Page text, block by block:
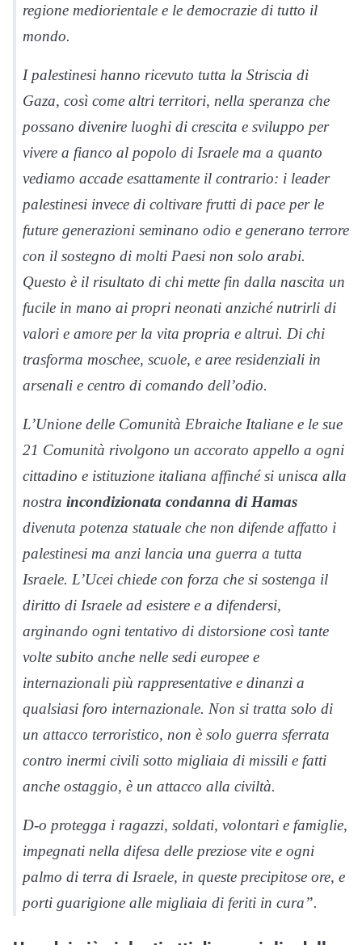
regione mediorientale e le democrazie di tutto il
mondo.
I palestinesi hanno ricevuto tutta la Striscia di
Gaza, così come altri territori, nella speranza che
possano divenire luoghi di crescita e sviluppo per
vivere a fianco al popolo di Israele ma a quanto
vediamo accade esattamente il contrario: i leader
palestinesi invece di coltivare frutti di pace per le
future generazioni seminano odio e generano terrore
con il sostegno di molti Paesi non solo arabi.
Questo è il risultato di chi mette fin dalla nascita un
fucile in mano ai propri neonati anziché nutrirli di
valori e amore per la vita propria e altrui. Di chi
trasforma moschee, scuole, e aree residenziali in
arsenali e centro di comando dell’odio.
L’Unione delle Comunità Ebraiche Italiane e le sue
21 Comunità rivolgono un accorato appello a ogni
cittadino e istituzione italiana affinché si unisca alla
nostra incondizionata condanna di Hamas
divenuta potenza statuale che non difende affatto i
palestinesi ma anzi lancia una guerra a tutta
Israele. L’Ucei chiede con forza che si sostenga il
diritto di Israele ad esistere e a difendersi,
arginando ogni tentativo di distorsione così tante
volte subito anche nelle sedi europee e
internazionali più rappresentative e dinanzi a
qualsiasi foro internazionale. Non si tratta solo di
un attacco terroristico, non è solo guerra sferrata
contro inermi civili sotto migliaia di missili e fatti
anche ostaggio, è un attacco alla civiltà.
D-o protegga i ragazzi, soldati, volontari e famiglie,
impegnati nella difesa delle preziose vite e ogni
palmo di terra di Israele, in queste precipitose ore, e
porti guarigione alle migliaia di feriti in cura”.